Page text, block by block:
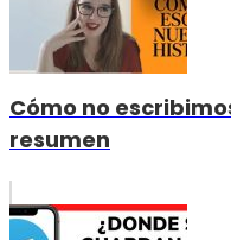
Cómo no
resumen